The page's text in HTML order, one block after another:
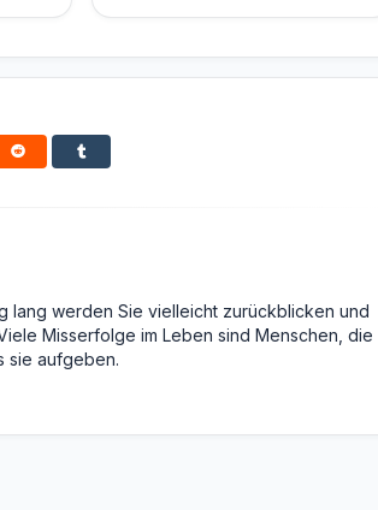
lang werden Sie vielleicht zurückblicken und
Misserfolge im Leben sind Menschen, die
sie aufgeben.